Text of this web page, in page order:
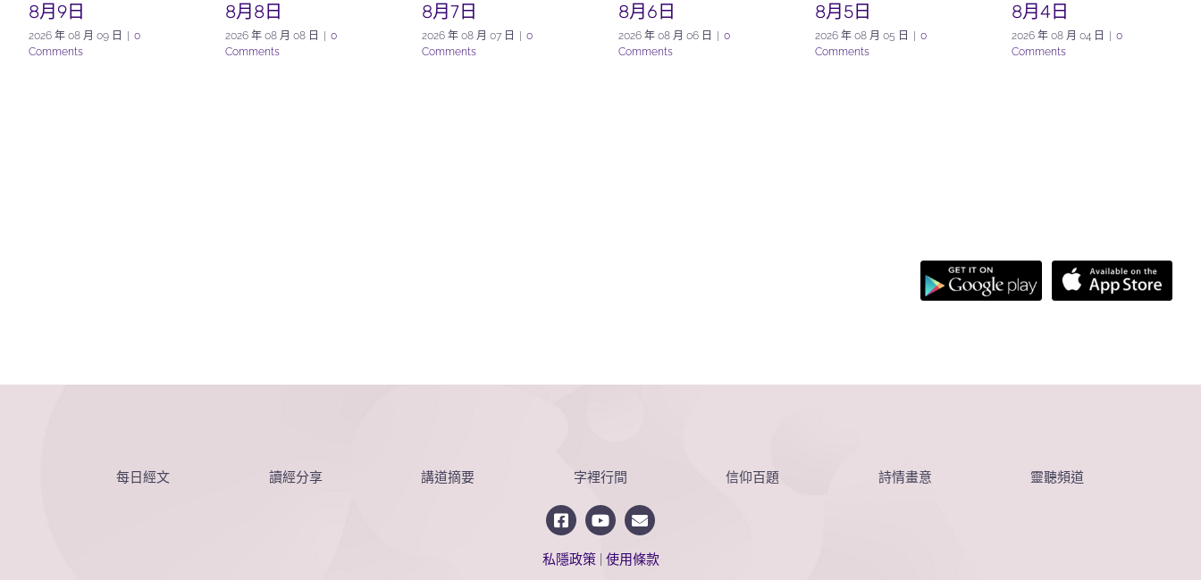
8月9日
2026 年 08 月 09 日
0
Comments
8月8日
2026 年 08 月 08 日
0
Comments
8月7日
2026 年 08 月 07 日
0
Comments
8月6日
2026 年 08 月 06 日
0
Comments
8月5日
2026 年 08 月 05 日
0
Comments
8月4日
2026 年 08 月 04 日
0
Comments
每日經文 讀經分享 講道摘要 字裡行間 信仰百題 詩情畫意 靈聽頻道
私隱政策| 使用條款